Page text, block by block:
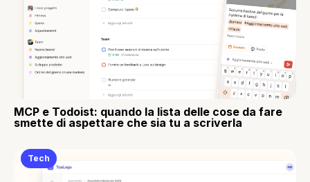
MCP e Todoist: quando la lista delle cose da fare
smette di aspettare che sia tu a scriverla
Tech